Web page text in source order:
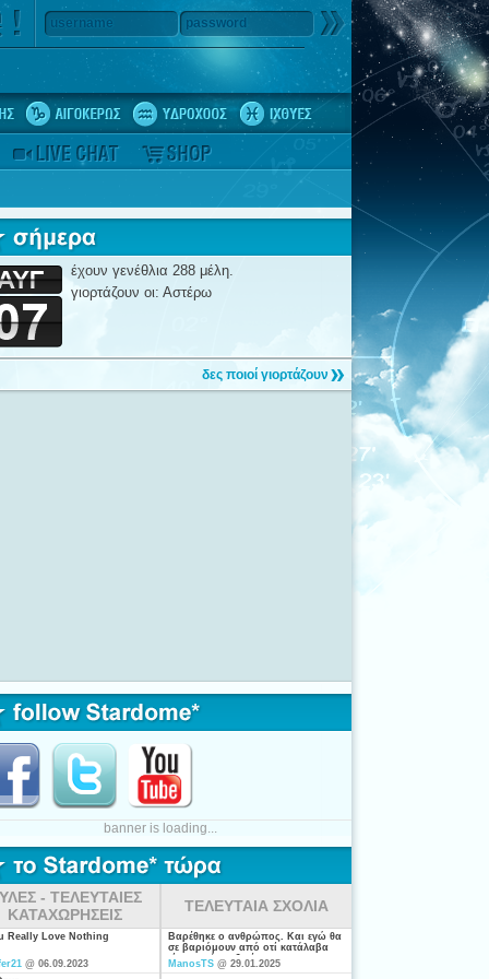
username password
έχουν γενέθλια 288 μέλη.
γιορτάζουν οι: Αστέρω
δες ποιοί γιορτάζουν
banner is loading...
- ΤΕΛΕΥΤΑΙΕΣ
ΚΑΤΑΧΩΡΗΣΕΙΣ
Really Love Nothing
@ 06.09.2023
ΤΕΛΕΥΤΑΙΑ ΣΧΟΛΙΑ
Βαρέθηκε ο ανθρώπος. Και εγώ θα
σε βαριόμουν από οτί κατάλαβα
είσαι από τις ξενέρωτες που
ψάχνουν απλά για "σύζυγο". Η
ManosTS @ 29.01.2025